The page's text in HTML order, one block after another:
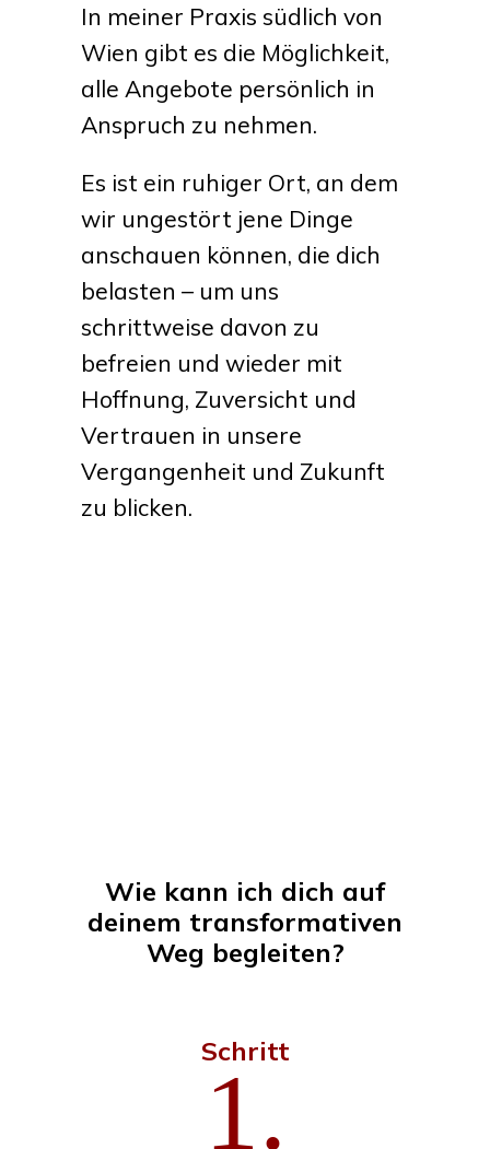
In meiner Praxis südlich von
Wien gibt es die Möglichkeit,
alle Angebote persönlich in
Anspruch zu nehmen.
Es ist ein ruhiger Ort, an dem
wir ungestört jene Dinge
anschauen können, die dich
belasten – um uns
schrittweise davon zu
befreien und wieder mit
Hoffnung, Zuversicht und
Vertrauen in unsere
Vergangenheit und Zukunft
zu blicken.
Wie kann ich dich auf
deinem transformativen
Weg begleiten?
Schritt
1.